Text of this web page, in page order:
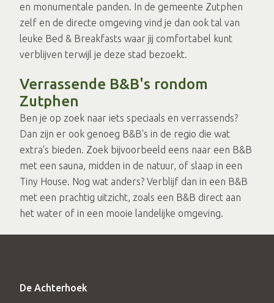
en monumentale panden. In de gemeente Zutphen
zelf en de directe omgeving vind je dan ook tal van
leuke Bed & Breakfasts waar jij comfortabel kunt
verblijven terwijl je deze stad bezoekt.
Verrassende B&B's rondom
Zutphen
Ben je op zoek naar iets speciaals en verrassends?
Dan zijn er ook genoeg B&B's in de regio die wat
extra's bieden. Zoek bijvoorbeeld eens naar een B&B
met een sauna, midden in de natuur, of slaap in een
Tiny House. Nog wat anders? Verblijf dan in een B&B
met een prachtig uitzicht, zoals een B&B direct aan
het water of in een mooie landelijke omgeving.
De Achterhoek